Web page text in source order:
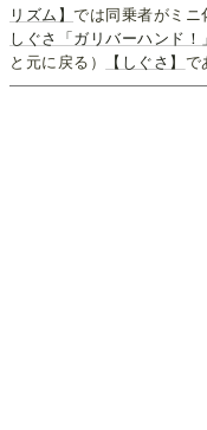
リズム】では同乗者がミニ
しぐさ「ガリバーハンド！
と元に戻る）
【しぐさ】 で